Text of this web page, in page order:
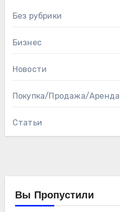
Без рубрики
Бизнес
Новости
Покупка/Продажа/Аренда
Статьи
Вы Пропустили